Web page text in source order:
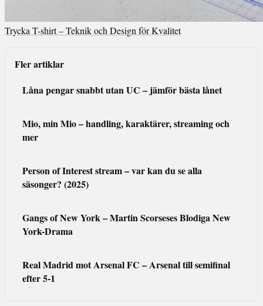
Trycka T-shirt – Teknik och Design för Kvalitet
Fler artiklar
Låna pengar snabbt utan UC – jämför bästa lånet
Mio, min Mio – handling, karaktärer, streaming och
mer
Person of Interest stream – var kan du se alla
säsonger? (2025)
Gangs of New York – Martin Scorseses Blodiga New
York-Drama
Real Madrid mot Arsenal FC – Arsenal till semifinal
efter 5-1